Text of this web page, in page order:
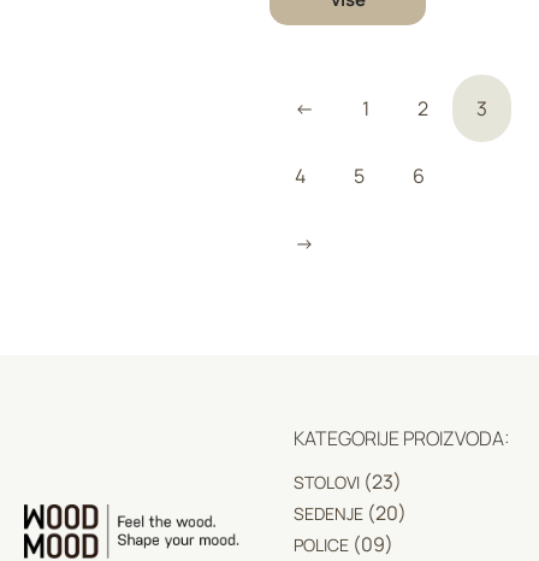
← 1 2 3
4 5 6
→
KATEGORIJE PROIZVODA:
STOLOVI (23)
SEDENJE (20)
POLICE (09)